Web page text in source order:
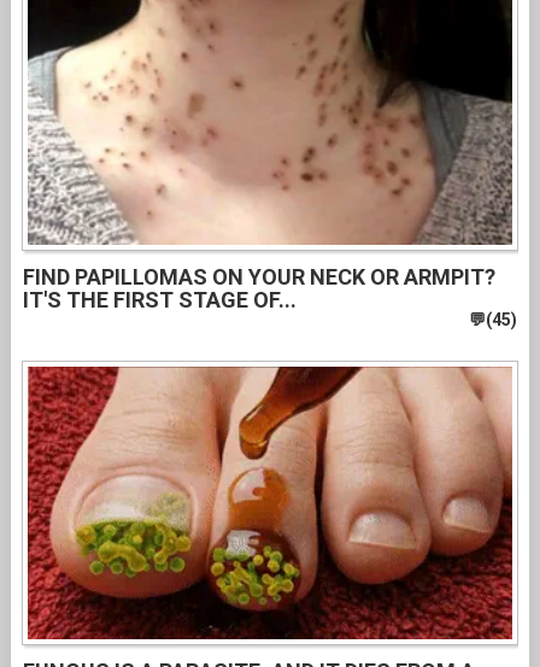
FIND PAPILLOMAS ON YOUR NECK OR ARMPIT?
IT'S THE FIRST STAGE OF...